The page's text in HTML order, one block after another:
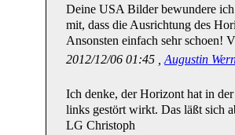
Deine USA Bilder bewundere
mit, dass die Ausrichtung des
Ansonsten einfach sehr schoen!
2012/12/06 01:45 , Augustin
Ich denke, der Horizont hat in
links gestört wirkt. Das läßt sich
LG Christoph